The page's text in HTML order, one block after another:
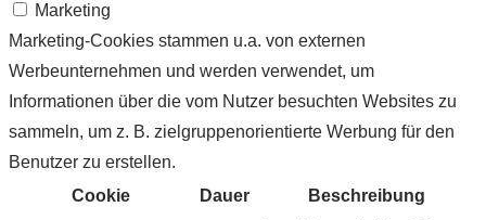
Marketing
Marketing-Cookies stammen u.a. von externen
Werbeunternehmen und werden verwendet, um
Informationen über die vom Nutzer besuchten Websites zu
sammeln, um z. B. zielgruppenorientierte Werbung für den
Benutzer zu erstellen.
Cookie
Dauer Beschreibung